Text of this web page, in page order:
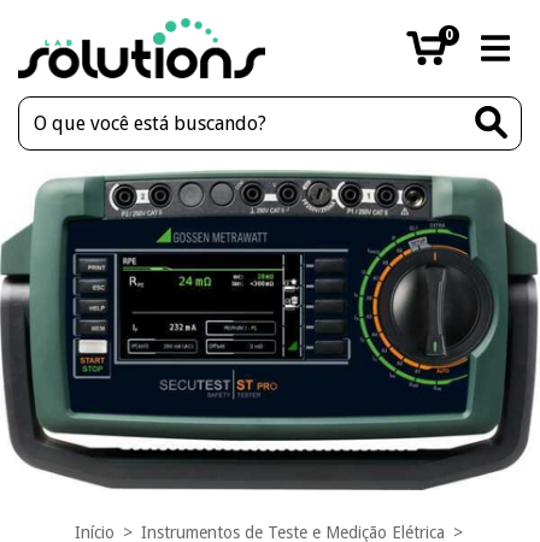
0
Início > Instrumentos de Teste e Medição Elétrica >